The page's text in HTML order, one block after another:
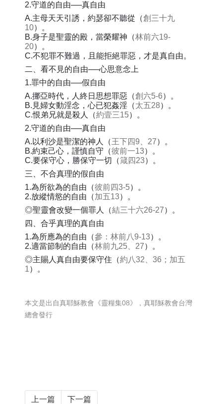
2.守道的自由──真自由
A.主母天天引誘，約瑟卻不聽從（創三十九
10）。
B.身子是聖靈的殿，當榮耀神（林前六19-
20）。
C.不犯罪不難過，且能拒絕罪惡，才是真自由。
二、看不見的自由──心思意念上
1.罪中的自由──假自由
A.挪亞時代，人終日思想罪惡（創六5-6）。
B.見婦女動淫念，心已犯姦淫（太五28）。
C.恨弟兄就是殺人（約壹三15）。
2.守道的自由──真自由
A.以利沙是聖潔的神人（王下四9、27）。
B.約束己心，謹慎自守（彼前一13）。
C.要保守心，勝保守一切（箴四23）。
三、不合真理的假自由
1.為所欲為的自由（彼前四3-5）。
2.放縱情慾的自由（加五13）。
◎聖靈會改變一個罪人（結三十六26-27）。
四、合乎真理的真自由
1.為所應為的自由（參：林前八9-13）。
2.適當節制的自由（林前九25、27）。
◎主賜人真自由要保守住（約八32、36；加五
1）。
本文是出自真耶穌教會《靈糧集08》，真耶穌教會台灣
總會發行
上一篇 下一篇